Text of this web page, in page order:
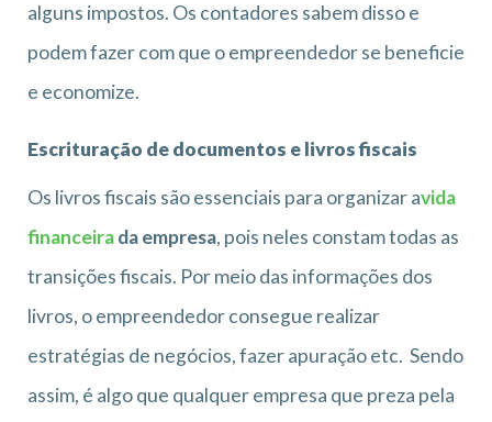
alguns impostos. Os contadores sabem disso e
podem fazer com que o empreendedor se beneficie
e economize.
Escrituração de documentos e livros fiscais
Os livros fiscais são essenciais para organizar avida
financeirada empresa, pois neles constam todas as
transições fiscais. Por meio das informações dos
livros, o empreendedor consegue realizar
estratégias de negócios, fazer apuração etc. Sendo
assim, é algo que qualquer empresa que preza pela